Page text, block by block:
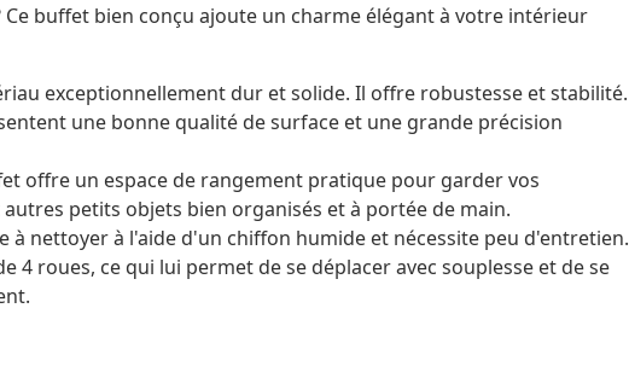
buffet bien conçu ajoute un charme élégant à votre intérieur
exceptionnellement dur et solide. Il offre robustesse et stabilité.
une bonne qualité de surface et une grande précision
offre un espace de rangement pratique pour garder vos
petits objets bien organisés et à portée de main.
à nettoyer à l'aide d'un chiffon humide et nécessite peu d'entretien.
4 roues, ce qui lui permet de se déplacer avec souplesse et de se